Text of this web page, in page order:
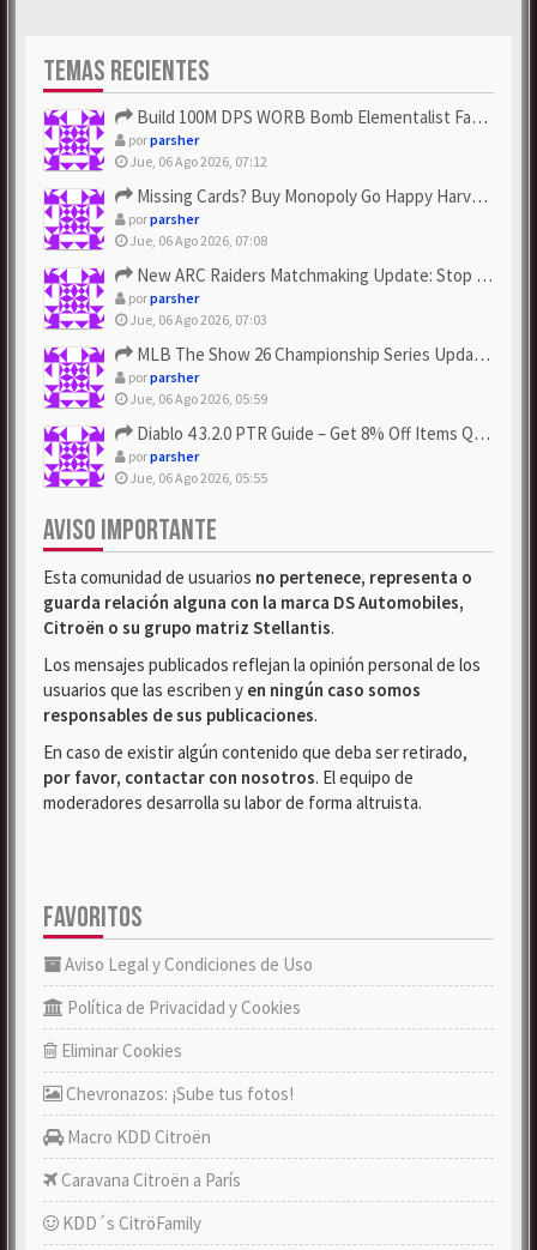
TEMAS RECIENTES
Build 100M DPS WORB Bomb Elementalist Fast - Grab POE Curren...
porparsher
Jue, 06 Ago 2026, 07:12
Missing Cards? Buy Monopoly Go Happy Harvest with Looney Tun...
porparsher
Jue, 06 Ago 2026, 07:08
New ARC Raiders Matchmaking Update: Stop Failed - Grab Bluep...
porparsher
Jue, 06 Ago 2026, 07:03
MLB The Show 26 Championship Series Update! Get Cheap & ...
porparsher
Jue, 06 Ago 2026, 05:59
Diablo 4 3.2.0 PTR Guide – Get 8% Off Items Quickly to Test ...
porparsher
Jue, 06 Ago 2026, 05:55
AVISO IMPORTANTE
Esta comunidad de usuarios no pertenece, representa o
guarda relación alguna con la marca DS Automobiles,
Citroën o su grupo matriz Stellantis.
Los mensajes publicados reflejan la opinión personal de los
usuarios que las escriben y en ningún caso somos
responsables de sus publicaciones.
En caso de existir algún contenido que deba ser retirado,
por favor, contactar con nosotros. El equipo de
moderadores desarrolla su labor de forma altruista.
FAVORITOS
Aviso Legal y Condiciones de Uso
Política de Privacidad y Cookies
Eliminar Cookies
Chevronazos: ¡Sube tus fotos!
Macro KDD Citroën
Caravana Citroën a París
KDD´s CitröFamily